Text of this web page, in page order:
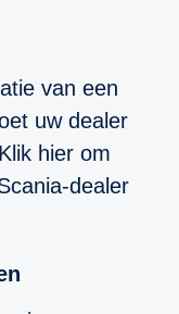
van een
uw dealer
hier om
dealer